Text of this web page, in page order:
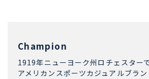
Champion
1919年ニューヨーク州ロチェスター
アメリカンスポーツカジュアルブラ